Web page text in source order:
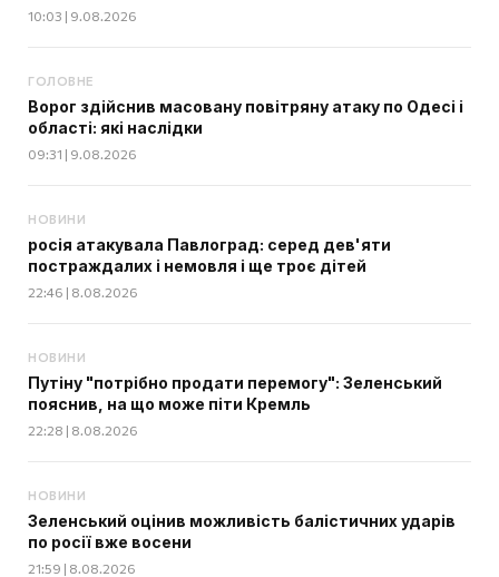
10:03 | 9.08.2026
ГОЛОВНЕ
Ворог здійснив масовану повітряну атаку по Одесі і
області: які наслідки
09:31 | 9.08.2026
НОВИНИ
росія атакувала Павлоград: серед дев'яти
постраждалих і немовля і ще троє дітей
22:46 | 8.08.2026
НОВИНИ
Путіну "потрібно продати перемогу": Зеленський
пояснив, на що може піти Кремль
22:28 | 8.08.2026
НОВИНИ
Зеленський оцінив можливість балістичних ударів
по росії вже восени
21:59 | 8.08.2026